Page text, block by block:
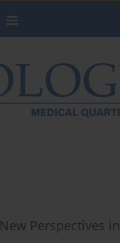
Perspectives